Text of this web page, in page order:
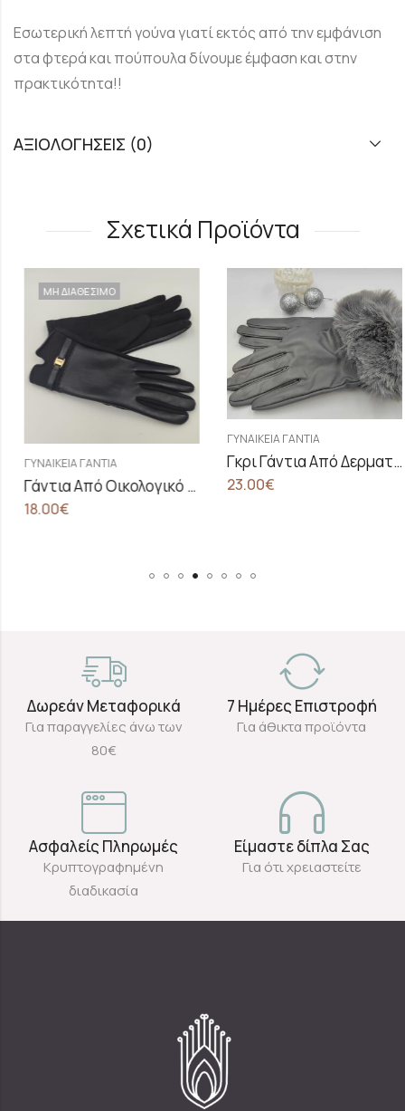
Εσωτερική λεπτή γούνα γιατί εκτός από την εμφάνιση
στα φτερά και πούπουλα δίνουμε έμφαση και στην
πρακτικότητα!!
ΑΞΙΟΛΟΓΉΣΕΙΣ (0)
Σχετικά Προϊόντα
ΜΗ ΔΙΑΘΕΣΙΜΟ
ΓΥΝΑΙΚΕΊΑ ΓΆΝΤΙΑ
Γάντια Από Οικολογικό Δέρμα Και Velour
18.00€
ΓΥΝΑΙΚΕΊΑ ΓΆΝΤΙΑ
Γκρι Γάντια Από Δερματίνη
23.00€
Δωρεάν Μεταφορικά
Για παραγγελίες άνω των
80€
7 Ημέρες Επιστροφή
Για άθικτα προϊόντα
Ασφαλείς Πληρωμές
Κρυπτογραφημένη
διαδικασία
Είμαστε δίπλα Σας
Για ότι χρειαστείτε